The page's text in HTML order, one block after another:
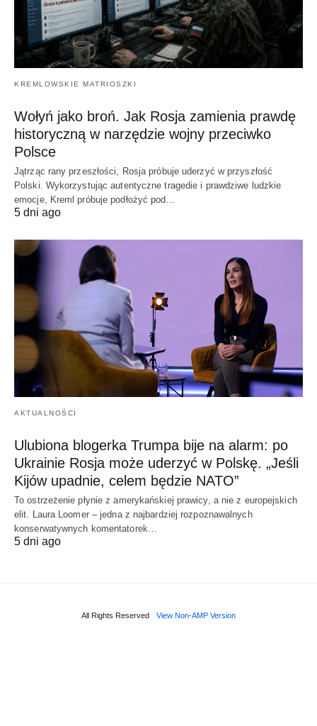
KREMLOWSKIE MATRIOSZKI
Wołyń jako broń. Jak Rosja zamienia prawdę
historyczną w narzędzie wojny przeciwko
Polsce
Jątrząc rany przeszłości, Rosja próbuje uderzyć w przyszłość
Polski. Wykorzystując autentyczne tragedie i prawdziwe ludzkie
emocje, Kreml próbuje podłożyć pod…
5 dni ago
AKTUALNOŚCI
Ulubiona blogerka Trumpa bije na alarm: po
Ukrainie Rosja może uderzyć w Polskę. „Jeśli
Kijów upadnie, celem będzie NATO”
To ostrzeżenie płynie z amerykańskiej prawicy, a nie z europejskich
elit. Laura Loomer – jedna z najbardziej rozpoznawalnych
konserwatywnych komentatorek…
5 dni ago
All Rights Reserved View Non-AMP Version